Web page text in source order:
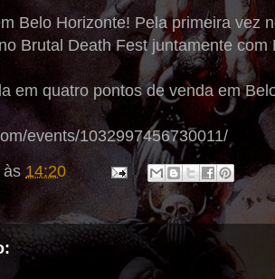
Belo Horizonte! Pela primeira vez
Brutal Death Fest juntamente
em quatro pontos de venda em
events/1032997456730011/
às 14:20